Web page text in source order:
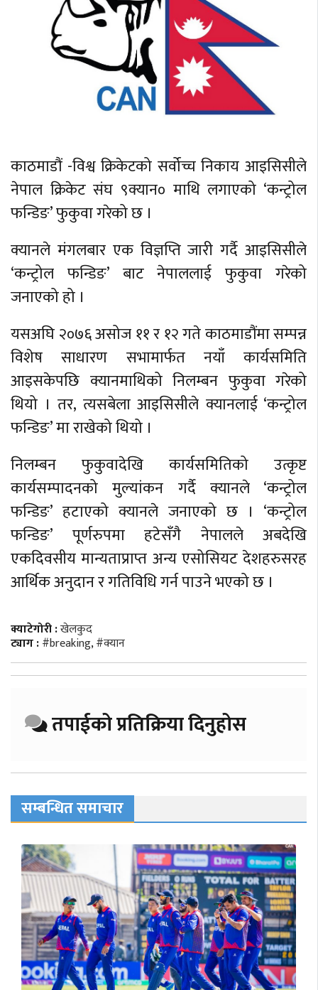
काठमाडौं -विश्व क्रिकेटको सर्वोच्च निकाय आइसिसीले
नेपाल क्रिकेट संघ ९क्यान० माथि लगाएको ‘कन्ट्रोल
फन्डिङ’ फुकुवा गरेको छ ।
क्यानले मंगलबार एक विज्ञप्ति जारी गर्दै आइसिसीले
‘कन्ट्रोल फन्डिङ’ बाट नेपाललाई फुकुवा गरेको
जनाएको हो ।
यसअघि २०७६ असोज ११ र १२ गते काठमाडौंमा सम्पन्न
विशेष साधारण सभामार्फत नयाँ कार्यसमिति
आइसकेपछि क्यानमाथिको निलम्बन फुकुवा गरेको
थियो । तर, त्यसबेला आइसिसीले क्यानलाई ‘कन्ट्रोल
फन्डिङ’ मा राखेको थियो ।
निलम्बन फुकुवादेखि कार्यसमितिको उत्कृष्ट
कार्यसम्पादनको मुल्यांकन गर्दै क्यानले ‘कन्ट्रोल
फन्डिङ’ हटाएको क्यानले जनाएको छ । ‘कन्ट्रोल
फन्डिङ’ पूर्णरुपमा हटेसँगै नेपालले अबदेखि
एकदिवसीय मान्यताप्राप्त अन्य एसोसियट देशहरुसरह
आर्थिक अनुदान र गतिविधि गर्न पाउने भएको छ ।
क्याटेगोरी :खेलकुद
ट्याग :#breaking,#क्यान
तपाईको प्रतिक्रिया दिनुहोस
सम्बन्धित समाचार